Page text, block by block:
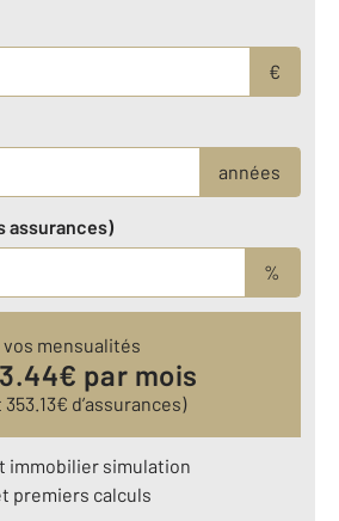
€
années
assurances)
%
vos mensualités
€ par mois
353.13€ d’assurances)
immobilier simulation
premiers calculs